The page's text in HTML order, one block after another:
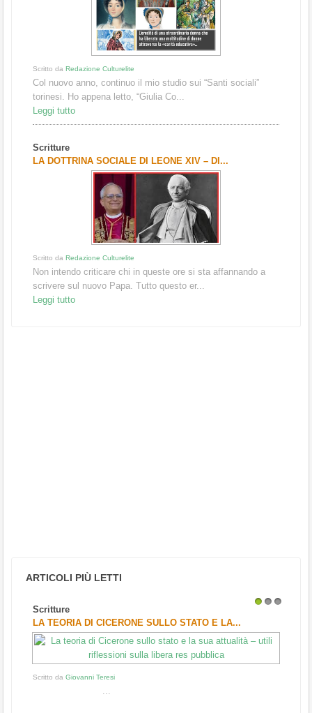
Scritto da Redazione Culturelite
Col nuovo anno, continuo il mio studio sui “Santi sociali”
torinesi. Ho appena letto, “Giulia Co...
Leggi tutto
Scritture
LA DOTTRINA SOCIALE DI LEONE XIV – DI...
Scritto da Redazione Culturelite
Non intendo criticare chi in queste ore si sta affannando a
scrivere sul nuovo Papa. Tutto questo er...
Leggi tutto
ARTICOLI PIÙ LETTI
Scritture
LA TEORIA DI CICERONE SULLO STATO E LA...
Scritto da Giovanni Teresi
...